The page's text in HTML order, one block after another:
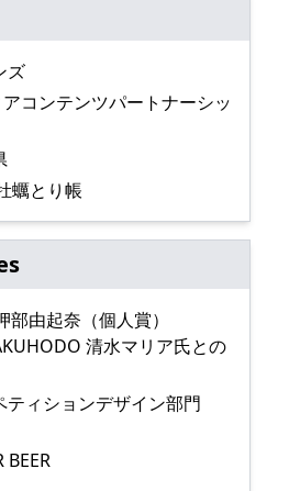
ズ
コンテンツパートナーシッ
蠣とり帳
部由起奈（個人賞）
清水マリア氏との
ティションデザイン部門
BEER